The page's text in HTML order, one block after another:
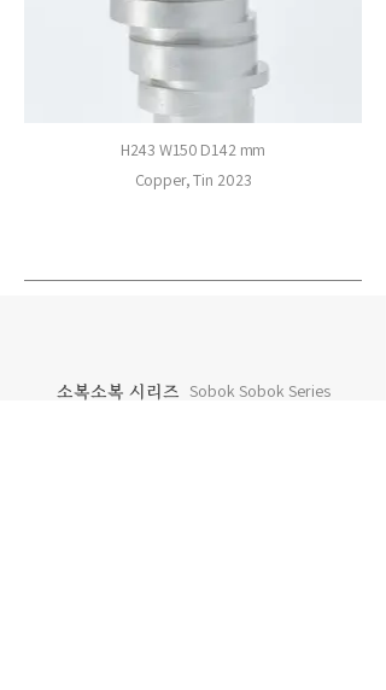
H243 W150 D142 mm
Copper, Tin 2023
소복소복 시리즈 Sobok Sobok Series